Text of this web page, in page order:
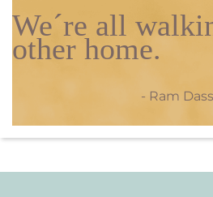
We´re all
other home.
- Ram